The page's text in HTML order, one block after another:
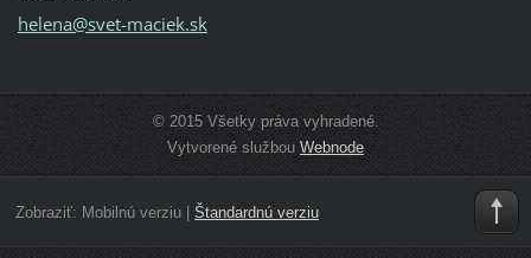
helena@svet-maciek.sk
© 2015 Všetky práva vyhradené.
Vytvorené službou Webnode
Zobraziť: Mobilnú verziu| Štandardnú verziu